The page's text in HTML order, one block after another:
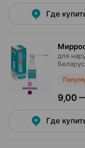
Где
для
9,00
Где